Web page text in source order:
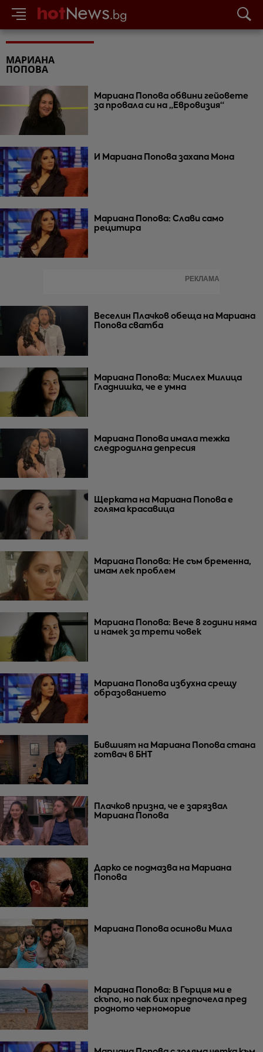
МАРИАНА
ПОПОВА
Мариана Попова обвини гейовете
за провала си на „Евровизия“
И Мариана Попова захапа Мона
Мариана Попова: Слави само
рецитира
Веселин Плачков обеща на Мариана
Попова сватба
Мариана Попова: Мислех Милица
Гладнишка, че е умна
Мариана Попова имала тежка
следродилна депресия
Щерката на Мариана Попова е
голяма красавица
Мариана Попова: Не съм бременна,
имам лек проблем
Мариана Попова: Вече 8 години няма
и намек за трети човек
Мариана Попова избухна срещу
образованието
Бившият на Мариана Попова стана
готвач в БНТ
Плачков призна, че е зарязвал
Мариана Попова
Дарко се подмазва на Мариана
Попова
Мариана Попова осинови Мила
Мариана Попова: В Гърция ми е
скъпо, но пак бих предпочела пред
родното черноморие
РЕКЛАМА